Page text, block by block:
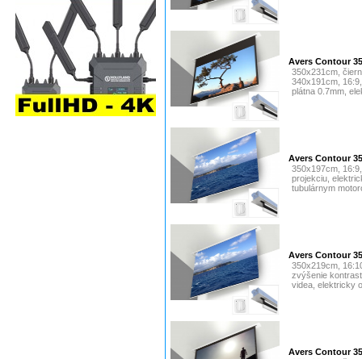
Avers Contour
350x231cm,
340x191cm,
plátna 0.7mm,
Avers Contour
350x197cm,
projekciu,
tubulárnym
Avers Contour
350x219cm,
zvýšenie
videa, elektricky
Avers Contour